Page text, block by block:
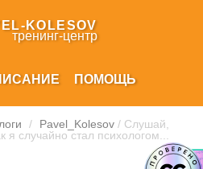
тренинг‑центр
ПОМОЩЬ
/ Pavel_Kolesov / Слушай,
я случайно стал психологом...